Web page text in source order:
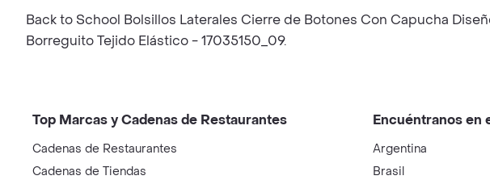
Back to School Bolsillos Laterales Cierre de Botones Con Capucha
Borreguito Tejido Elástico - 17035150_09.
Top Marcas y Cadenas de Restaurantes
Cadenas de Restaurantes
Cadenas de Tiendas
Encuéntranos en
Argentina
Brasil